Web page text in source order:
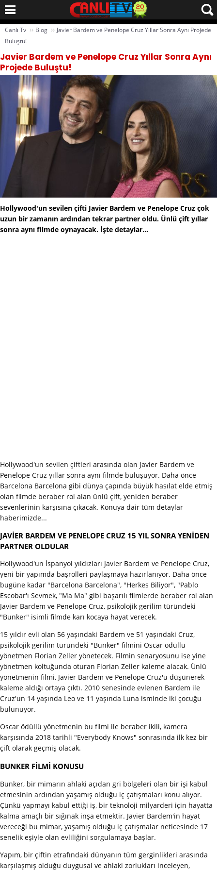
Canlı Tv ›› Blog ›› Javier Bardem ve Penelope Cruz Yıllar Sonra Aynı Projede
Buluştu!
Javier Bardem ve Penelope Cruz Yıllar Sonra Aynı
Projede Buluştu!
Hollywood'un sevilen çifti Javier Bardem ve Penelope Cruz çok
uzun bir zamanın ardından tekrar partner oldu. Ünlü çift yıllar
sonra aynı filmde oynayacak. İşte detaylar...
Hollywood'un sevilen çiftleri arasında olan Javier Bardem ve
Penelope Cruz yıllar sonra aynı filmde buluşuyor. Daha önce
Barcelona Barcelona gibi dünya çapında büyük hasılat elde etmiş
olan filmde beraber rol alan ünlü çift, yeniden beraber
sevenlerinin karşısına çıkacak. Konuya dair tüm detaylar
haberimizde...
JAVİER BARDEM VE PENELOPE CRUZ 15 YIL SONRA YENİDEN
PARTNER OLDULAR
Hollywood'un İspanyol yıldızları Javier Bardem ve Penelope Cruz,
yeni bir yapımda başrolleri paylaşmaya hazırlanıyor. Daha önce
bugüne kadar "Barcelona Barcelona", "Herkes Biliyor", "Pablo
Escobar'ı Sevmek, "Ma Ma" gibi başarılı filmlerde beraber rol alan
Javier Bardem ve Penelope Cruz, psikolojik gerilim türündeki
"Bunker" isimli filmde karı kocaya hayat verecek.
15 yıldır evli olan 56 yaşındaki Bardem ve 51 yaşındaki Cruz,
psikolojik gerilim türündeki "Bunker" filmini Oscar ödüllü
yönetmen Florian Zeller yönetecek. Filmin senaryosunu ise yine
yönetmen koltuğunda oturan Florian Zeller kaleme alacak. Ünlü
yönetmenin filmi, Javier Bardem ve Penelope Cruz'u düşünerek
kaleme aldığı ortaya çıktı. 2010 senesinde evlenen Bardem ile
Cruz'un 14 yaşında Leo ve 11 yaşında Luna isminde iki çocuğu
bulunuyor.
Oscar ödüllü yönetmenin bu filmi ile beraber ikili, kamera
karşısında 2018 tarihli "Everybody Knows" sonrasında ilk kez bir
çift olarak geçmiş olacak.
BUNKER FİLMİ KONUSU
Bunker, bir mimarın ahlaki açıdan gri bölgeleri olan bir işi kabul
etmesinin ardından yaşamış olduğu iç çatışmaları konu alıyor.
Çünkü yapmayı kabul ettiği iş, bir teknoloji milyarderi için hayatta
kalma amaçlı bir sığınak inşa etmektir. Javier Bardem'in hayat
vereceği bu mimar, yaşamış olduğu iç çatışmalar neticesinde 17
senelik eşiyle olan evliliğini sorgulamaya başlar.
Yapım, bir çiftin etrafındaki dünyanın tüm gerginlikleri arasında
karşılaşmış olduğu duygusal ve ahlaki zorlukları inceleyen,